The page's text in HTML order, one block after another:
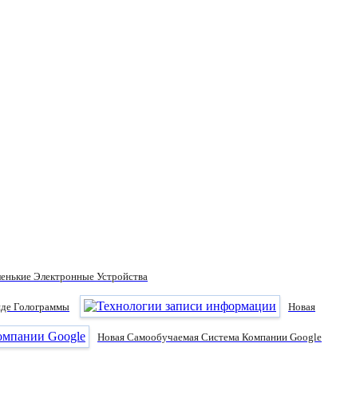
Электронные Устройства
Голограммы Новая
Новая Самообучаемая Система Компании Google